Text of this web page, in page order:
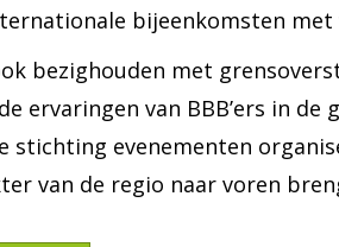
bijeenkomsten
bezighouden met
ervaringen van BBB’ers in
stichting evenementen
van de regio naar voren